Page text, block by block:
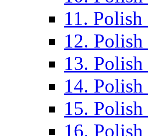
11.
12.
13.
14.
15.
16.